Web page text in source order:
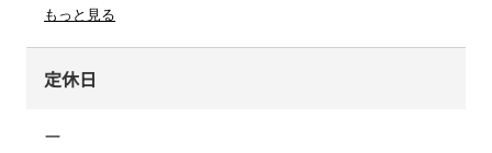
もっと見る
定休日
ー